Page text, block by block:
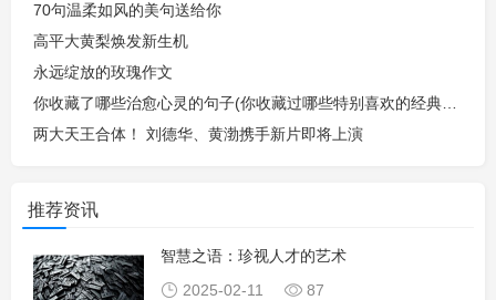
70句温柔如风的美句送给你
高平大黄梨焕发新生机
永远绽放的玫瑰作文
两大天王合体！ 刘德华、黄渤携手新片即将上演
推荐资讯
智慧之语：珍视人才的艺术
2025-02-11
87